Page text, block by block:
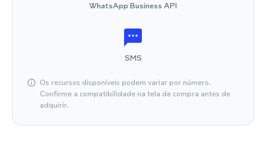
WhatsApp Business API
SMS
Os recursos disponíveis podem variar por número.
Confirme a compatibilidade na tela de compra antes de
adquirir.